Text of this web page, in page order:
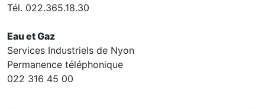
Tél. 022.365.18.30
Eau et Gaz
Services Industriels de Nyon
Permanence téléphonique
022 316 45 00